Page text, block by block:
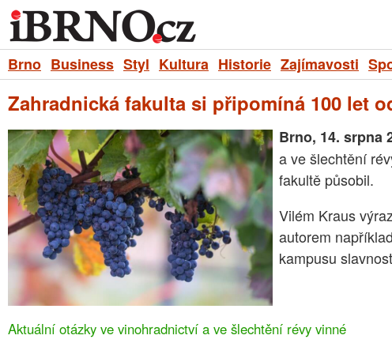
Brno Business Styl Kultura Historie Zajímavosti
Zahradnická fakulta si připomíná 100 let
Brno, 14. srpna
a ve šlechtění
fakultě působil.
Vilém Kraus
autorem
kampusu
Aktuální otázky ve vinohradnictví a ve šlechtění révy vinné